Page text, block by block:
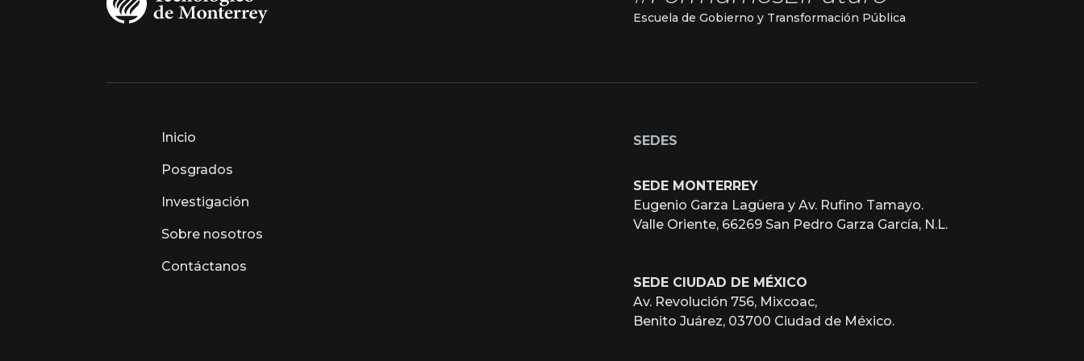
Escuela de Gobierno y Transformación Pública
Inicio
Posgrados
Investigación
Sobre nosotros
Contáctanos
SEDES
SEDE MONTERREY
Eugenio Garza Lagüera y Av. Rufino Tamayo.
Valle Oriente, 66269 San Pedro Garza García, N.L.
SEDE CIUDAD DE MÉXICO
Av. Revolución 756, Mixcoac,
Benito Juárez, 03700 Ciudad de México.